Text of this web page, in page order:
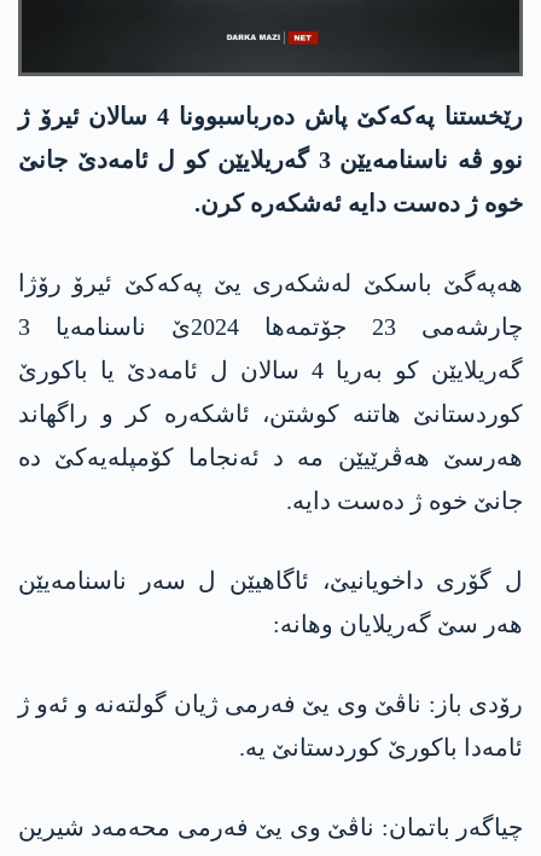
رێخستنا په‌كه‌كێ پاش ده‌رباسبوونا 4 سالان ئیرۆ ژ
نوو ڤه‌ ناسنامەیێن 3 گەریلایێن کو ل ئامەدێ جانێ
خوە ژ دەست دایە ئەشکەرە کرن.
هه‌په‌گێ باسكێ له‌شكه‌ری یێ په‌كه‌كێ ئیرۆ رۆژا
چارشه‌می 23 جۆتمه‌ها 2024ێ ناسنامه‌یا 3
گه‌ریلایێن كو به‌ریا 4 سالان ل ئامه‌دێ یا باكورێ
كوردستانێ هاتنه‌ كوشتن، ئاشكه‌ره‌ كر و راگهاند
هه‌رسێ هه‌ڤرێیێن مه‌ د ئەنجاما کۆمپلەیەکێ دە
جانێ خوە ژ دەست دایە.
ل گۆری داخویانیێ، ئاگاهیێن ل سەر ناسنامەیێن
هەر سێ گەریلایان وهانە:
رۆدی باز: ناڤێ وی یێ فەرمی ژیان گولتەنە و ئەو ژ
ئامەدا باکورێ کوردستانێ یە.
چیاگەر باتمان: ناڤێ وی یێ فەرمی محه‌مه‌د شیرین